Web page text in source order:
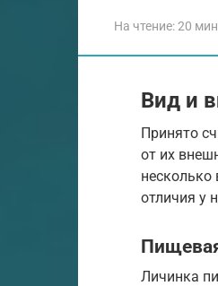
На чтение:20 мин
Вид и
Принято
от их
несколько
отличия у
Личинка